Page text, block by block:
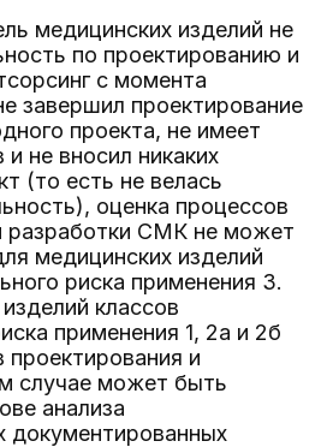
медицинских изделий не
по проектированию и
с момента
завершил проектирование
проекта, не имеет
не вносил никаких
(то есть не велась
оценка процессов
разработки СМК не может
медицинских изделий
риска применения 3.
классов
применения 1, 2а и 2б
проектирования и
случае может быть
анализа
документированных